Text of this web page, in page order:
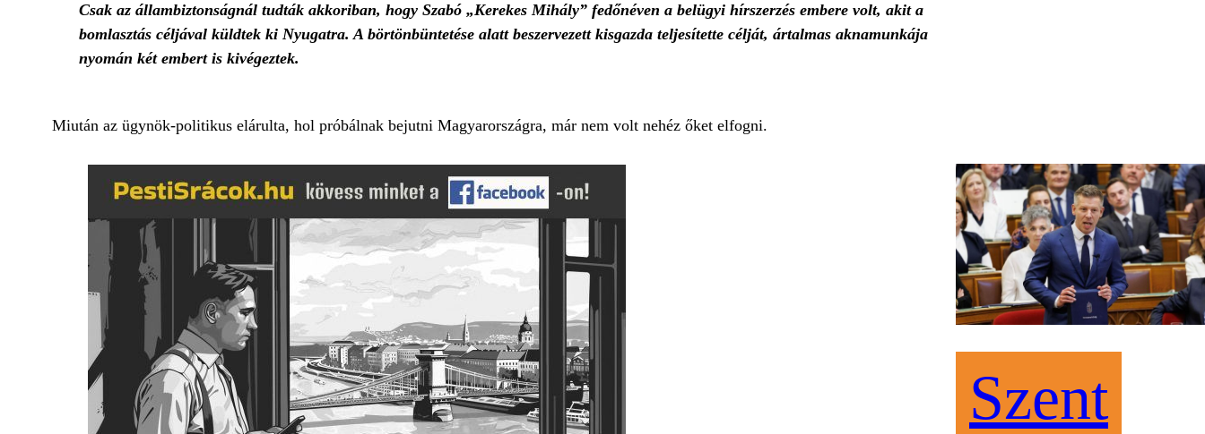
Csak az állambiztonságnál tudták akkoriban, hogy Szabó „Kerekes Mihály” fedőnéven a belügyi hírszerzés embere volt, akit a
bomlasztás céljával küldtek ki Nyugatra. A börtönbüntetése alatt beszervezett kisgazda teljesítette célját, ártalmas aknamunkája
nyomán két embert is kivégeztek.
Miután az ügynök-politikus elárulta, hol próbálnak bejutni Magyarországra, már nem volt nehéz őket elfogni.
Szent